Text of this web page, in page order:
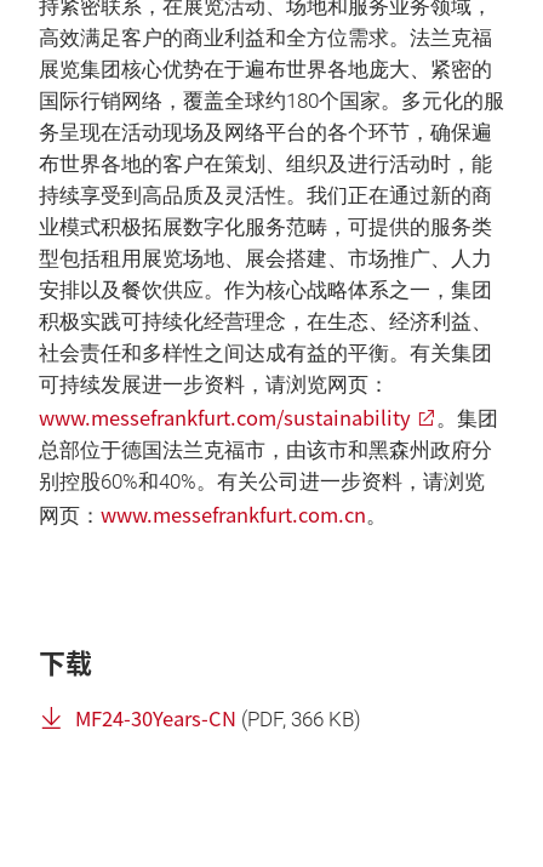
持紧密联系，在展览活动、场地和服务业务领域，
高效满足客户的商业利益和全方位需求。法兰克福
展览集团核心优势在于遍布世界各地庞大、紧密的
国际行销网络，覆盖全球约180个国家。多元化的服
务呈现在活动现场及网络平台的各个环节，确保遍
布世界各地的客户在策划、组织及进行活动时，能
持续享受到高品质及灵活性。我们正在通过新的商
业模式积极拓展数字化服务范畴，可提供的服务类
型包括租用展览场地、展会搭建、市场推广、人力
安排以及餐饮供应。作为核心战略体系之一，集团
积极实践可持续化经营理念，在生态、经济利益、
社会责任和多样性之间达成有益的平衡。有关集团
可持续发展进一步资料，请浏览网页：
www.messefrankfurt.com/sustainability
。集团
总部位于德国法兰克福市，由该市和黑森州政府分
别控股60%和40%。有关公司进一步资料，请浏览
网页： www.messefrankfurt.com.cn。
下载
MF24-30Years-CN (PDF, 366 KB)